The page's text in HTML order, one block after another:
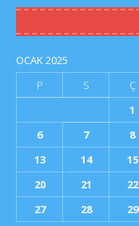
OCAK 2025
P
S Ç
1
6
7 8
13
14 15
20
21 22
27
28 29